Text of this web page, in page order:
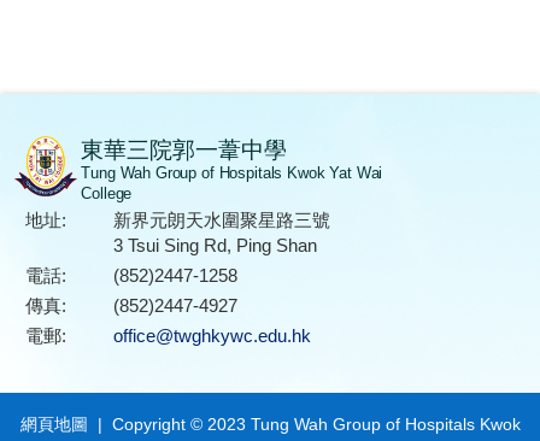
東華三院郭一葦中學
Tung Wah Group of Hospitals Kwok Yat Wai
College
地址:
新界元朗天水圍聚星路三號
3 Tsui Sing Rd, Ping Shan
電話:
(852)2447-1258
傳真:
(852)2447-4927
電郵:
office@twghkywc.edu.hk
網頁地圖 | Copyright © 2023 Tung Wah Group of Hospitals Kwok